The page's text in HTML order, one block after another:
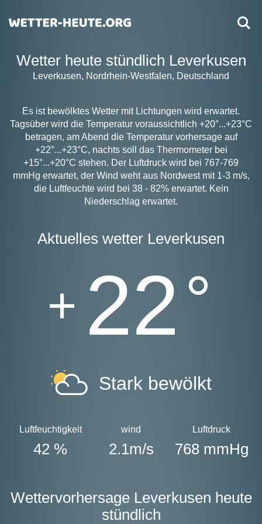
Wetter heute stündlich Leverkusen
Leverkusen, Nordrhein-Westfalen, Deutschland
Es ist bewölktes Wetter mit Lichtungen wird erwartet.
Tagsüber wird die Temperatur voraussichtlich +20°...+23°C
betragen, am Abend die Temperatur vorhersage auf
+22°...+23°C, nachts soll das Thermometer bei
+15°...+20°C stehen. Der Luftdruck wird bei 767-769
mmHg erwartet, der Wind weht aus Nordwest mit 1-3 m/s,
die Luftfeuchte wird bei 38 - 82% erwartet. Kein
Niederschlag erwartet.
Aktuelles wetter Leverkusen
+ 22°
Stark bewölkt
Luftfeuchtigkeit
42 %
wind
2.1m/s
Luftdruck
768 mmHg
Wettervorhersage Leverkusen heute
stündlich